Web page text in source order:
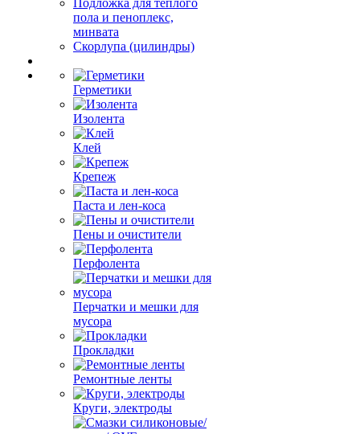
Подложка для теплого
пола и пеноплекс,
минвата
Скорлупа (цилиндры)
Герметики
Изолента
Клей
Крепеж
Паста и лен-коса
Пены и очистители
Перфолента
Перчатки и мешки для
мусора
Прокладки
Ремонтные ленты
Круги, электроды